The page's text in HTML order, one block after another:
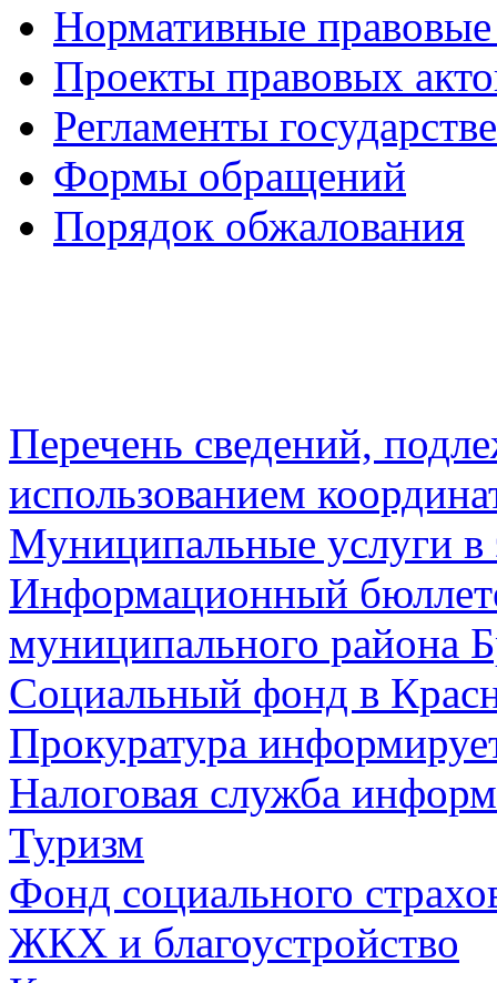
Нормативные
Проекты правовых
Регламенты
Формы обращений
Порядок обжалования
Перечень сведений,
использованием
Муниципальные услуги в
Информационный
муниципального района
Социальный фонд в
Прокуратура
Налоговая служба
Туризм
Фонд социального
ЖКХ и благоустройство